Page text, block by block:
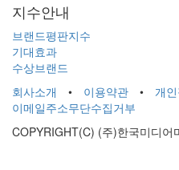
지수안내
브랜드평판지수
기대효과
수상브랜드
회사소개
• 이용약관 • 개
이메일주소무단수집거부
COPYRIGHT(C) (주)한국미디어